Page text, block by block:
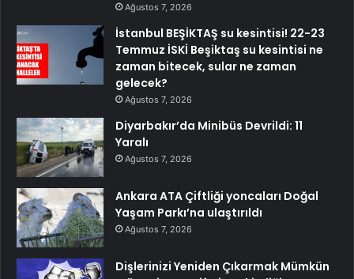
Ağustos 7, 2026
İstanbul BEŞİKTAŞ su kesintisi! 22-23
Temmuz İSKİ Beşiktaş su kesintisi ne
zaman bitecek, sular ne zaman
gelecek?
Ağustos 7, 2026
Diyarbakır’da Minibüs Devrildi: 11
Yaralı
Ağustos 7, 2026
Ankara ATA Çiftliği yoncaları Doğal
Yaşam Parkı’na ulaştırıldı
Ağustos 7, 2026
Dişlerinizi Yeniden Çıkarmak Mümkün